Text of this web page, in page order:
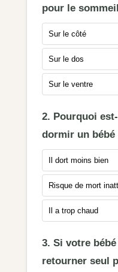
pour le
Sur le côté
Sur le dos
Sur le ventre
2. Pourquoi
dormir un
Il dort moins bien
Risque de mort
Il a trop chaud
3. Si votre
retourner seul